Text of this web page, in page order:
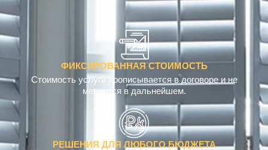
ФИКСИРОВАННАЯ СТОИМОСТЬ
Стоимость услуги прописывается в договоре и не
меняется в дальнейшем.
РЕШЕНИЯ ДЛЯ ЛЮБОГО БЮДЖЕТА